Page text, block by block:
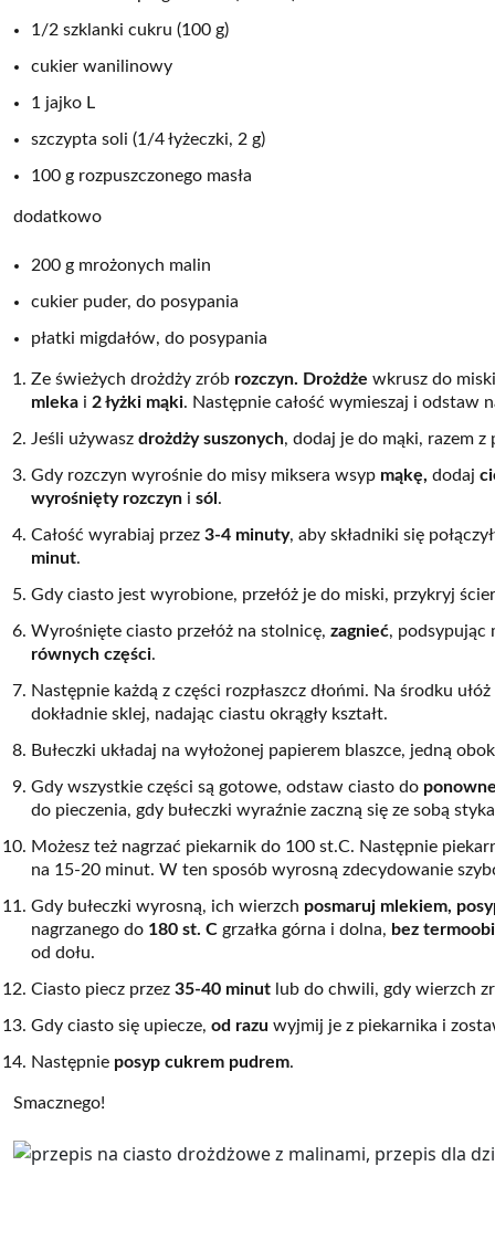
1/2 szklanki cukru (100 g)
cukier wanilinowy
1 jajko L
szczypta soli (1/4 łyżeczki, 2 g)
100 g rozpuszczonego masła
dodatkowo
200 g mrożonych malin
cukier puder, do posypania
płatki migdałów, do posypania
Ze świeżych drożdży zrób rozczyn. Drożdże wkrusz do
mleka i 2 łyżki mąki. Następnie całość wymieszaj i odstaw
Jeśli używasz drożdży suszonych, dodaj je do mąki, razem z
Gdy rozczyn wyrośnie do misy miksera wsyp mąkę, dodaj
wyrośnięty rozczyn i sól .
Całość wyrabiaj przez 3-4 minuty, aby składniki się
minut.
Gdy ciasto jest wyrobione, przełóż je do miski, przykryj
Wyrośnięte ciasto przełóż na stolnicę, zagnieć, podsypując
równych części.
Następnie każdą z części rozpłaszcz dłońmi. Na środku ułóż
dokładnie sklej, nadając ciastu okrągły kształt.
Bułeczki układaj na wyłożonej papierem blaszce, jedną
Gdy wszystkie części są gotowe, odstaw ciasto do
do pieczenia, gdy bułeczki wyraźnie zaczną się ze sobą
Możesz też nagrzać piekarnik do 100 st.C. Następnie
na 15-20 minut. W ten sposób wyrosną zdecydowanie
Gdy bułeczki wyrosną, ich wierzch posmaruj mlekiem,
nagrzanego do 180 st. C grzałka górna i dolna, bez
od dołu.
Ciasto piecz przez 35-40 minut lub do chwili, gdy wierzch
Gdy ciasto się upiecze, od razu wyjmij je z piekarnika i
Następnie posyp cukrem pudrem.
Smacznego!